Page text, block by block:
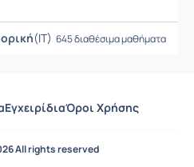
(IT) 645 διαθέσιμα μαθήματα
ΕγχειρίδιαΌροι Χρήσης
All rights reserved